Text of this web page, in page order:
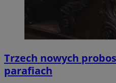
Trzech nowych
parafiach